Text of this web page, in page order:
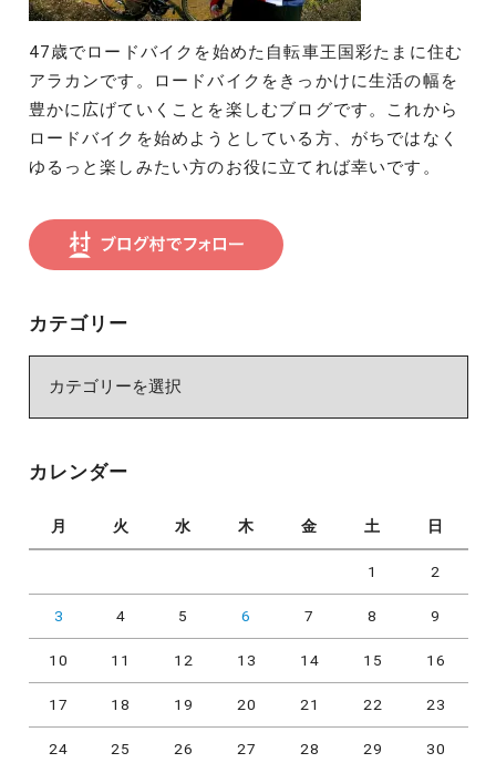
47歳でロードバイクを始めた自転車王国彩たまに住む
アラカンです。ロードバイクをきっかけに生活の幅を
豊かに広げていくことを楽しむブログです。これから
ロードバイクを始めようとしている方、がちではなく
ゆるっと楽しみたい方のお役に立てれば幸いです。
カテゴリー
ー
カレンダー
月 火 水 木 金 土 日
1 2
3 4 5 6 7 8 9
10 11 12 13 14 15 16
17 18 19 20 21 22 23
24 25 26 27 28 29 30